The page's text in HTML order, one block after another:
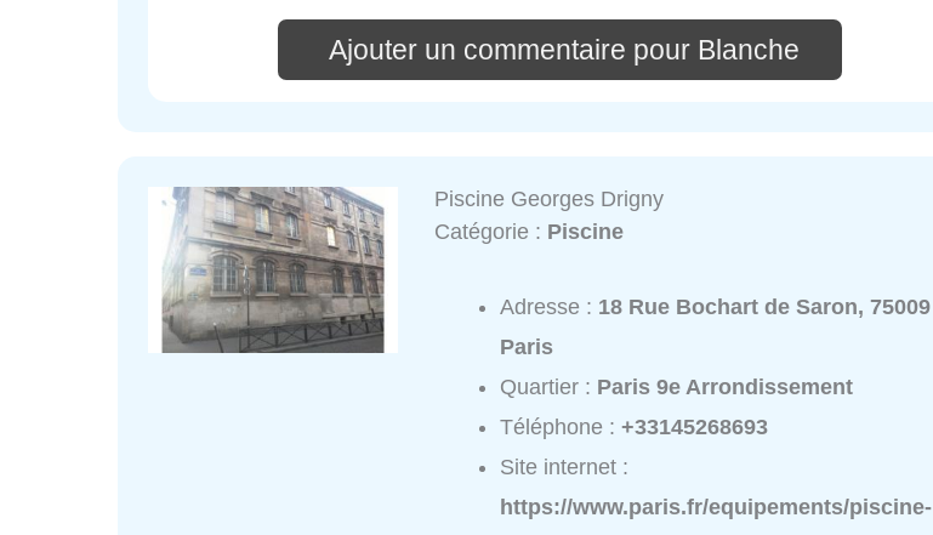
Ajouter un commentaire pour Blanche
Piscine Georges Drigny
Catégorie : Piscine
Adresse : 18 Rue Bochart de Saron, 75009
Paris
Quartier : Paris 9e Arrondissement
Téléphone :+33145268693
Site internet :
https://www.paris.fr/equipements/piscine-